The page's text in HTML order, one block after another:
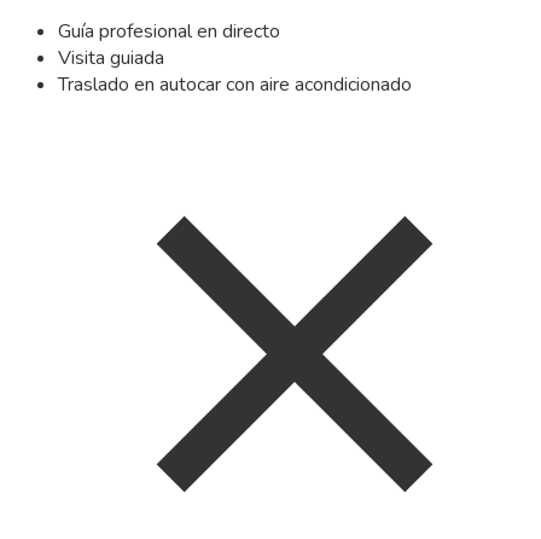
Guía profesional en directo
Visita guiada
Traslado en autocar con aire acondicionado